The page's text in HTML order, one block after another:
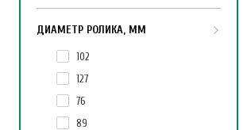
ДИАМЕТР РОЛИКА, ММ
102
127
76
89